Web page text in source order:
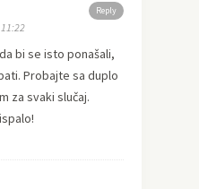
Reply
bi se isto ponašali,
Probajte sa duplo
za svaki slučaj.